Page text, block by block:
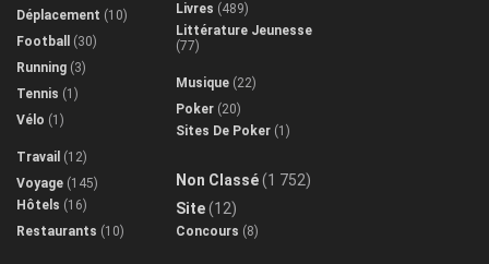
Déplacement (10)
Football
(30)
Running (3)
Tennis (1)
Vélo (1)
Travail (12)
Voyage (145)
Hôtels (16)
Restaurants (10)
Livres (489)
Littérature Jeunesse
(77)
Musique (22)
Poker (20)
Sites De Poker (1)
Non Classé(1 752)
Site(12)
Concours (8)